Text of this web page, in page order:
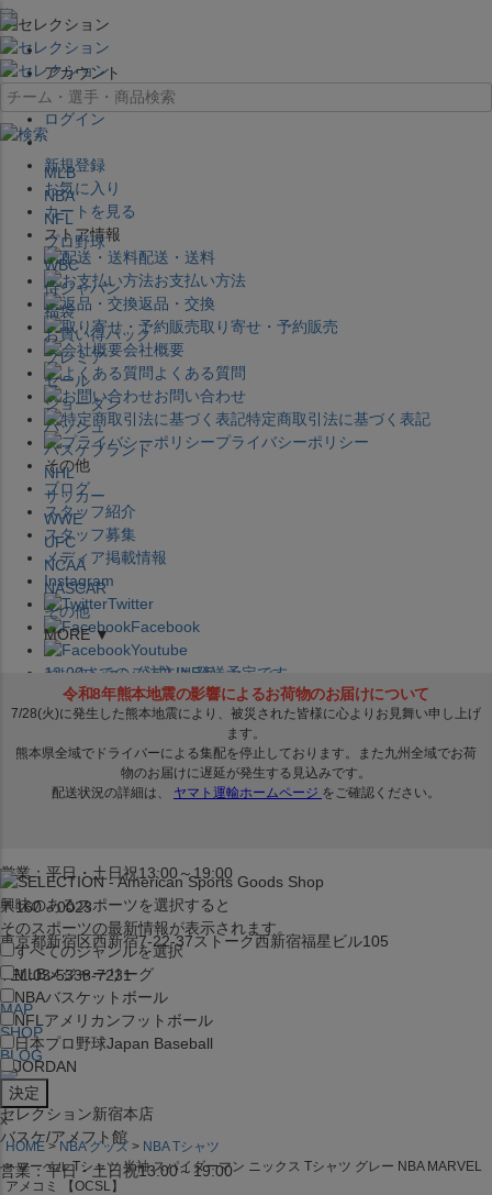
×
アカウント
ログイン
新規登録
お気に入り
カートを見る
ストア情報
配送・送料
お支払い方法
返品・交換
取り寄せ・予約販売
会社概要
よくある質問
お問い合わせ
特定商取引法に基づく表記
プライバシーポリシー
その他
ブログ
スタッフ紹介
スタッフ募集
メディア掲載情報
Instagram
Twitter
Facebook
Youtube
セレクション公式LINE@
営業：平日・土日祝13:00～19:00
〒160－0023
東京都新宿区西新宿7-22-37ストーク西新宿福星ビル105
TEL:03-5338-7231
MAP
SHOP
BLOG
セレクション新宿本店
バスケ/アメフト館
営業：平日・土日祝13:00～19:00
MLB
NBA
NFL
プロ野球
WBC
侍ジャパン
福袋
お買い得パック
プレミア
セール
ジョーダン
バッシュ
バスケブランド
NHL
サッカー
WWE
UFC
NCAA
NASCAR
その他
MORE ▼
12:00までのご注文は発送予定です。
在庫品は 1-3営業日内で発送!! ※お取寄せ商品は対象外
興味のあるスポーツを選択すると
そのスポーツの最新情報が表示されます。
すべてのジャンルを選択
MLBメジャーリーグ
NBAバスケットボール
NFL アメリカンフットボール
日本プロ野球Japan Baseball
JORDAN
x
HOME NBA グッズ
NBA Tシャツ
マーベル Tシャツ 半袖 スパイダーマン ニックス Tシャツ グレー NBA MARVEL
アメコミ 【OCSL】